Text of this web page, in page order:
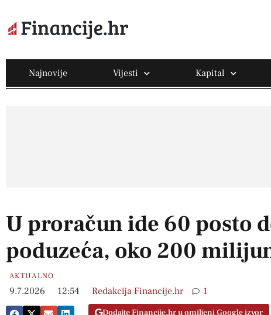
Najnovije Vijesti Kapital
U proračun ide 60 posto
poduzeća, oko 200
AKTUALNO
9.7.2026 12:54 Redakcija Financije.hr 1
Dodajte Financije.hr u omiljeni Google izvor